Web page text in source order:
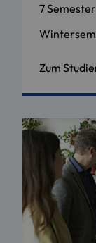
7 Semester
Zum